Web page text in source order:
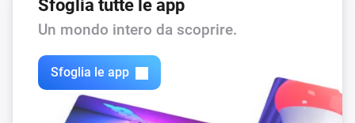
Sfoglia tutte le app
Un mondo intero da scoprire.
Sfoglia le app